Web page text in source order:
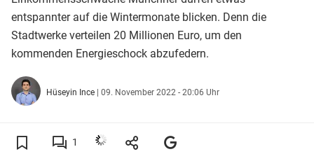
entspannter auf die Wintermonate blicken. Denn die
Stadtwerke verteilen 20 Millionen Euro, um den
kommenden Energieschock abzufedern.
Hüseyin Ince | 09. November 2022 - 20:06 Uhr
1